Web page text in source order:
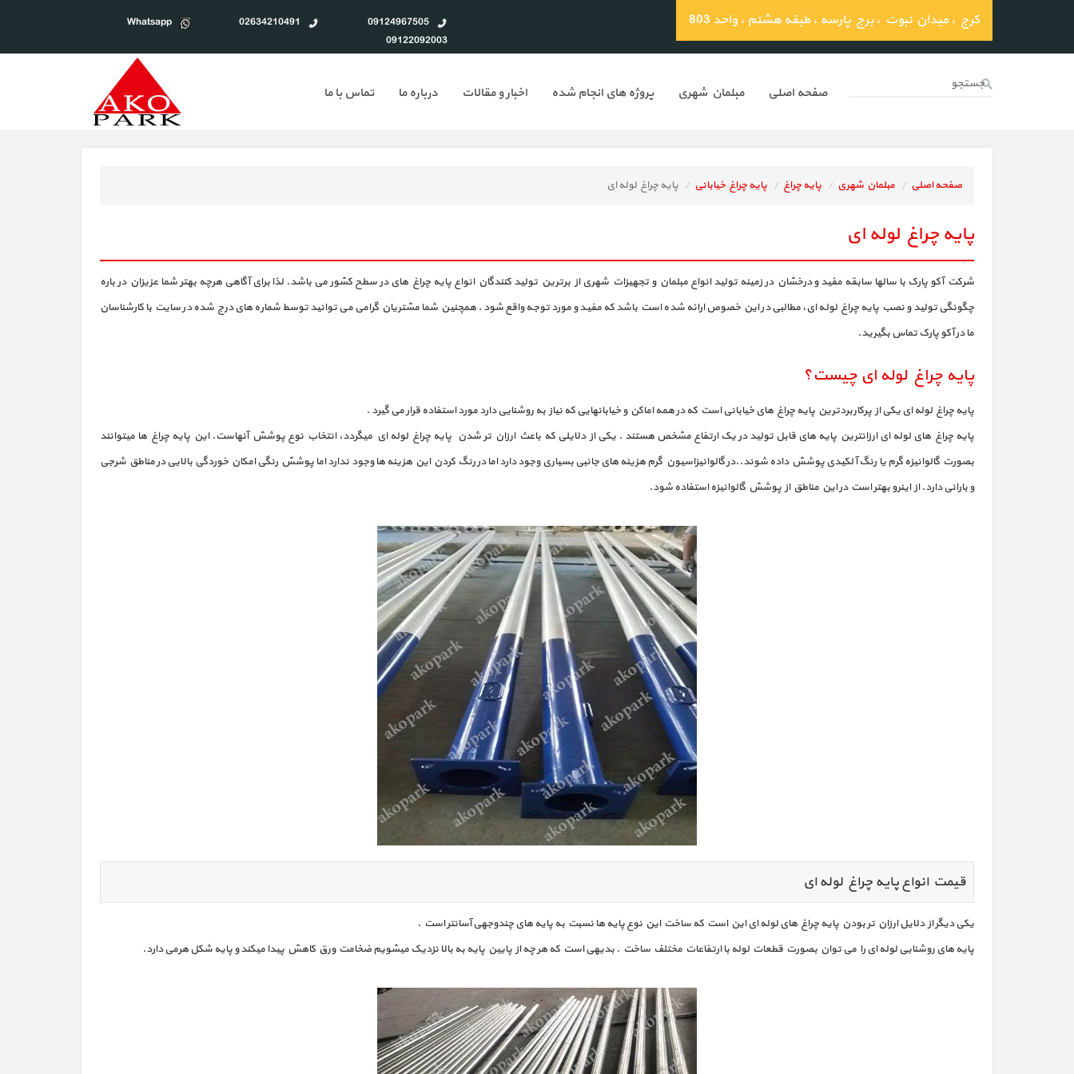
کرج ، میدان نبوت ، برج پارسه ، طبقه هشتم ، واحد 803
09124967505
09122092003
02634210491
Whatsapp
صفحه اصلي مبلمان شهری پروژه های انجام شده اخبار و مقالات درباره ما تماس با ما
صفحه اصلی مبلمان شهری پایه چراغ پایه چراغ خیابانی پایه چراغ لوله ای
پایه چراغ لوله ای
شرکت آکو پارک با سالها سابقه مفید و درخشان در زمینه تولید انواع مبلمان و تجهیزات شهری از برترین تولید کنندگان انواع پایه چراغ های در سطح کشور می باشد. لذا برای آگاهی هرچه بهتر شما عزیزان در باره
چگونگی تولید و نصب پایه چراغ لوله ای، مطالبی در این خصوص ارائه شده است باشد که مفید و مورد توجه واقع شود . همچنین شما مشتریان گرامی می توانید توسط شماره های درج شده در سایت با کارشناسان
ما در آکو پارک تماس بگیرید.
پایه چراغ لوله ای چیست؟
پایه چراغ لوله ای یکی از پرکاربردترین پایه چراغ های خیابانی است که در همه اماکن و خیابانهایی که نیاز به روشنایی دارد مورد استفاده قرار می گیرد .
پایه چراغ های لوله ای ارزانترین پایه های قابل تولید در یک ارتفاع مشخص هستند . یکی از دلایلی که باعث ارزان تر شدن پایه چراغ لوله ای میگردد، انتخاب نوع پوشش آنهاست. این پایه چراغ ها میتوانند
بصورت گالوانیزه گرم یا رنگ آلکیدی پوشش داده شوند..در گالوانیزاسیون گرم هزینه های جانبی بسیاری وجود دارد اما در رنگ کردن این هزینه ها وجود ندارد اما پوشش رنگی امکان خوردگی بالایی در مناطق شرجی
و بارانی دارد. از اینرو بهتر است در این مناطق از پوشش گالوانیزه استفاده شود.
قیمت انواع پایه چراغ لوله ای
یکی دیگر از دلایل ارزان تر بودن پایه چراغ های لوله ای این است که ساخت این نوع پایه ها نسبت به پایه های چندوجهی آسانتر است .
پایه های روشنایی لوله ای را می توان بصورت قطعات لوله با ارتفاعات مختلف ساخت . بدیهی است که هر چه از پایین پایه به بالا نزدیک میشویم ضخامت ورق کاهش پیدا میکند و پایه شکل هرمی دارد.